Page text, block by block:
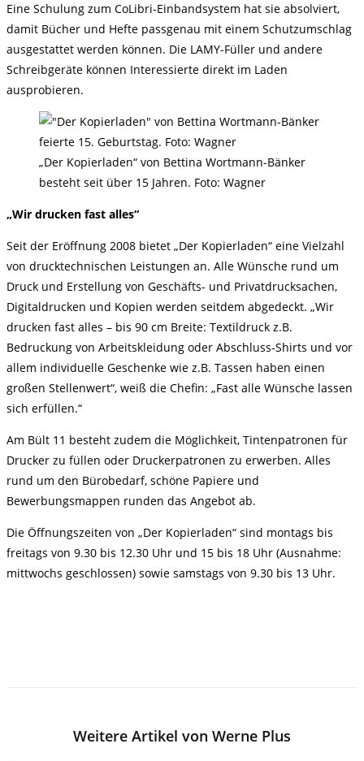
Eine Schulung zum CoLibri-Einbandsystem hat sie absolviert,
damit Bücher und Hefte passgenau mit einem Schutzumschlag
ausgestattet werden können. Die LAMY-Füller und andere
Schreibgeräte können Interessierte direkt im Laden
ausprobieren.
„Der Kopierladen“ von Bettina Wortmann-Bänker
besteht seit über 15 Jahren. Foto: Wagner
„Wir drucken fast alles“
Seit der Eröffnung 2008 bietet „Der Kopierladen“ eine Vielzahl
von drucktechnischen Leistungen an. Alle Wünsche rund um
Druck und Erstellung von Geschäfts- und Privatdrucksachen,
Digitaldrucken und Kopien werden seitdem abgedeckt. „Wir
drucken fast alles – bis 90 cm Breite: Textildruck z.B.
Bedruckung von Arbeitskleidung oder Abschluss-Shirts und vor
allem individuelle Geschenke wie z.B. Tassen haben einen
großen Stellenwert“, weiß die Chefin: „Fast alle Wünsche lassen
sich erfüllen.“
Am Bült 11 besteht zudem die Möglichkeit, Tintenpatronen für
Drucker zu füllen oder Druckerpatronen zu erwerben. Alles
rund um den Bürobedarf, schöne Papiere und
Bewerbungsmappen runden das Angebot ab.
Die Öffnungszeiten von „Der Kopierladen“ sind montags bis
freitags von 9.30 bis 12.30 Uhr und 15 bis 18 Uhr (Ausnahme:
mittwochs geschlossen) sowie samstags von 9.30 bis 13 Uhr.
Weitere Artikel von Werne Plus